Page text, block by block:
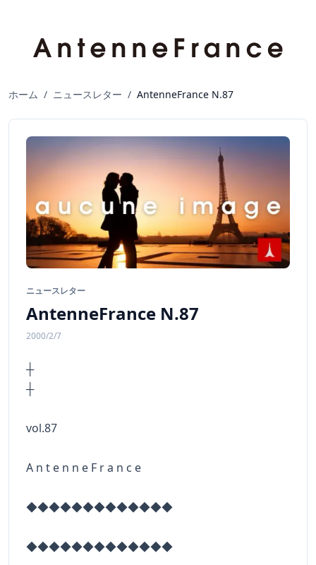
ホーム / ニュースレター / AntenneFrance N.87
ニュースレター
AntenneFrance N.87
2000/2/7
┼
vol.87
A n t e n n e F r a n c e
◆◆◆◆◆◆◆◆◆◆◆◆◆
◆◆◆◆◆◆◆◆◆◆◆◆◆